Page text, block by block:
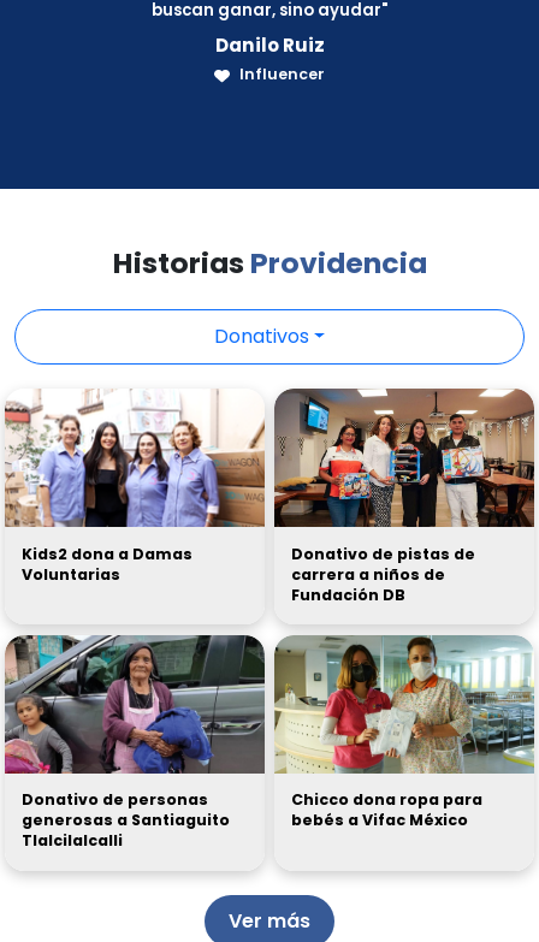
buscan ganar, sino ayudar"
Danilo Ruiz
Influencer
Historias Providencia
Donativos
Kids2 dona a Damas
Voluntarias
Donativo de pistas de
carrera a niños de
Fundación DB
Donativo de personas
generosas a Santiaguito
Tlalcilalcalli
Chicco dona ropa para
bebés a Vifac México
Ver más